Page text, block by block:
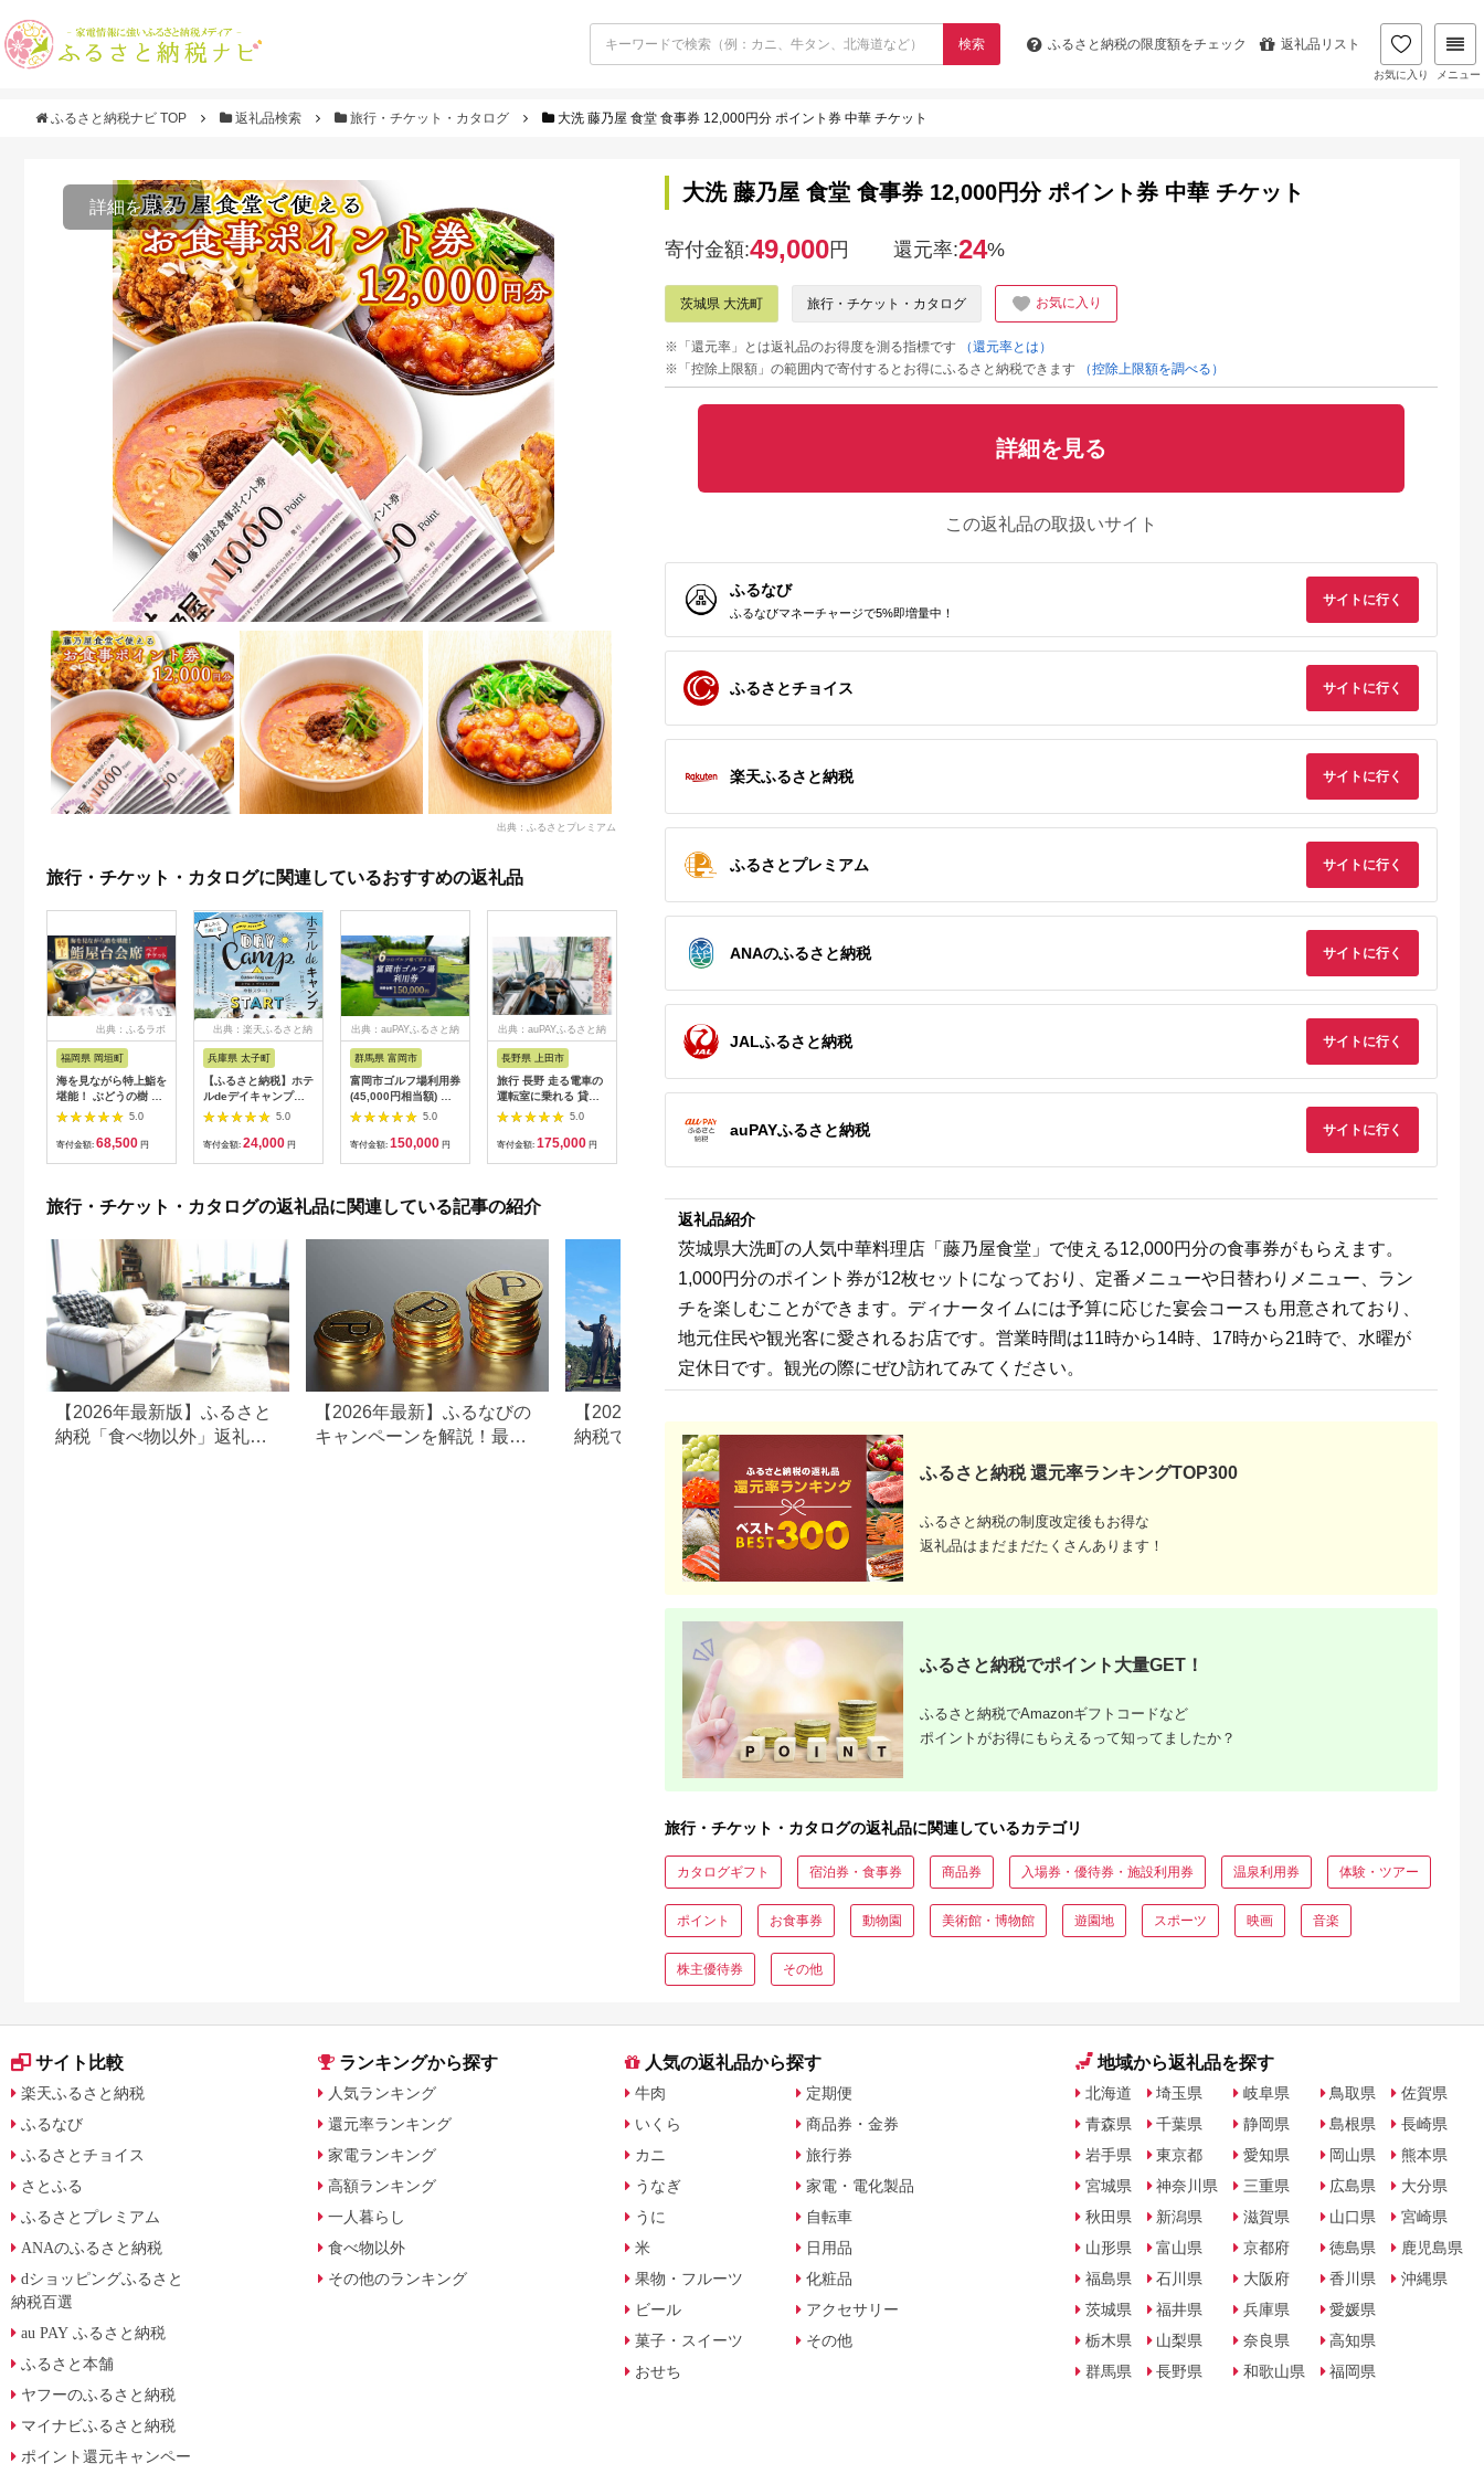
検索 ふるさと納税の限度額をチェック 返礼品リスト
お気に入り メニュー
ふるさと納税ナビ TOP 返礼品検索 旅行・チケット・カタログ 大洗 藤乃屋 食堂 食事券 12,000円分 ポイント券 中華 チケット
詳細を見る
出典：ふるさとプレミアム
旅行・チケット・カタログに関連しているおすすめの返礼品
出典：ふるラボ
福岡県 岡垣町
海を見ながら特上鮨を
堪能！ ぶどうの樹 鮨
屋台ペア お食事券 海
鮮 海 屋台 食事 ペア
福岡県 岡垣町
5.0
寄付金額: 68,500 円
出典：楽天ふるさと納
兵庫県 太子町
【ふるさと納税】ホテ
ルdeデイキャンプ体
験チケット
【1364991】
5.0
寄付金額: 24,000 円
出典：auPAYふるさと納
群馬県 富岡市
富岡市ゴルフ場利用券
(45,000円相当額) ゴ
ルフ チケット 平日 土
日 祝日 プレー券 関東
群馬県 首都圏 F20E-
5.0
寄付金額: 150,000 円
出典：auPAYふるさと納
長野県 上田市
旅行 長野 走る電車の
運転室に乗れる 貸切
列車でお仕事体験 体
験 チケット 電車 鉄道
列車 サービス 子供 子
5.0
寄付金額: 175,000 円
出典：dショッピングふ
るさと納税
岐阜県 可児市
富士カントリー可児ク
ラブ利用券（150,000
500,000
伊東園ホテル・伊東園
ホテル別館・伊東園ホ
1泊2日2食付き(1名様
159-2009-06 大磯迎
賓舘 お食事券
石垣島の自然を満喫！
石垣島1日アクティビ
北海道富良野市 日本
旅行 地域限定旅行ク
ーポン90,000円分
信州健康ランド ギフ
ト券（1000円券×9
枚） | 信州健康ラン
サウナ 大浴場 ボディ
旅行・チケット・カタログの返礼品に関連している記事の紹介
【2026年最新版】ふるさと
納税「食べ物以外」返礼品
【2026年最新】ふるなびの
キャンペーンを解説！最大
【2026年最新版】ふるさと
納税でディズニー返礼品は
もらえる？ホテル・チケッ
ト・公式グッズを徹底解説
で30万円寄付できる？おす
すめ返礼品も紹介
大洗 藤乃屋 食堂 食事券 12,000円分 ポイント券 中華 チケット
寄付金額:49,000円 還元率:24%
茨城県 大洗町 旅行・チケット・カタログ お気に入り
※「還元率」とは返礼品のお得度を測る指標です
（還元率とは）
※「控除上限額」の範囲内で寄付するとお得にふるさと納税できます
（控除上限額を調べる）
詳細を見る
この返礼品の取扱いサイト
ふるなび
ふるなびマネーチャージで5%即増量中！
サイトに行く
ふるさとチョイス サイトに行く
楽天ふるさと納税 サイトに行く
ふるさとプレミアム サイトに行く
ANAのふるさと納税 サイトに行く
JALふるさと納税 サイトに行く
auPAYふるさと納税 サイトに行く
返礼品紹介
茨城県大洗町の人気中華料理店「藤乃屋食堂」で使える12,000円分の食事券がもらえます。
1,000円分のポイント券が12枚セットになっており、定番メニューや日替わりメニュー、ラン
チを楽しむことができます。ディナータイムには予算に応じた宴会コースも用意されており、
地元住民や観光客に愛されるお店です。営業時間は11時から14時、17時から21時で、水曜が
定休日です。観光の際にぜひ訪れてみてください。
ふるさと納税 還元率ランキングTOP300
ふるさと納税の制度改定後もお得な
返礼品はまだまだたくさんあります！
ふるさと納税でポイント大量GET！
ふるさと納税でAmazonギフトコードなど
ポイントがお得にもらえるって知ってましたか？
旅行・チケット・カタログの返礼品に関連しているカテゴリ
カタログギフト 宿泊券・食事券 商品券 入場券・優待券・施設利用券 温泉利用券 体験・ツアー
ポイント お食事券 動物園 美術館・博物館 遊園地 スポーツ 映画 音楽
株主優待券 その他
サイト比較
楽天ふるさと納税
ふるなび
ふるさとチョイス
さとふる
ふるさとプレミアム
ANAのふるさと納税
dショッピングふるさと
納税百選
au PAY ふるさと納税
ふるさと本舗
ヤフーのふるさと納税
マイナビふるさと納税
ポイント還元キャンペー
ランキングから探す
人気ランキング
還元率ランキング
家電ランキング
高額ランキング
一人暮らし
食べ物以外
その他のランキング
人気の返礼品から探す
牛肉
いくら
カニ
うなぎ
うに
米
果物・フルーツ
ビール
菓子・スイーツ
おせち
定期便
商品券・金券
旅行券
家電・電化製品
自転車
日用品
化粧品
アクセサリー
その他
地域から返礼品を探す
北海道
青森県
岩手県
宮城県
秋田県
山形県
福島県
茨城県
栃木県
群馬県
埼玉県
千葉県
東京都
神奈川県
新潟県
富山県
石川県
福井県
山梨県
長野県
岐阜県
静岡県
愛知県
三重県
滋賀県
京都府
大阪府
兵庫県
奈良県
和歌山県
鳥取県
島根県
岡山県
広島県
山口県
徳島県
香川県
愛媛県
高知県
福岡県
佐賀県
長崎県
熊本県
大分県
宮崎県
鹿児島県
沖縄県